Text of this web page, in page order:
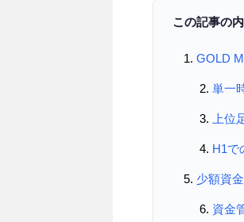
この記事の
GOLD
単一
上位
H1で
少額資
資金